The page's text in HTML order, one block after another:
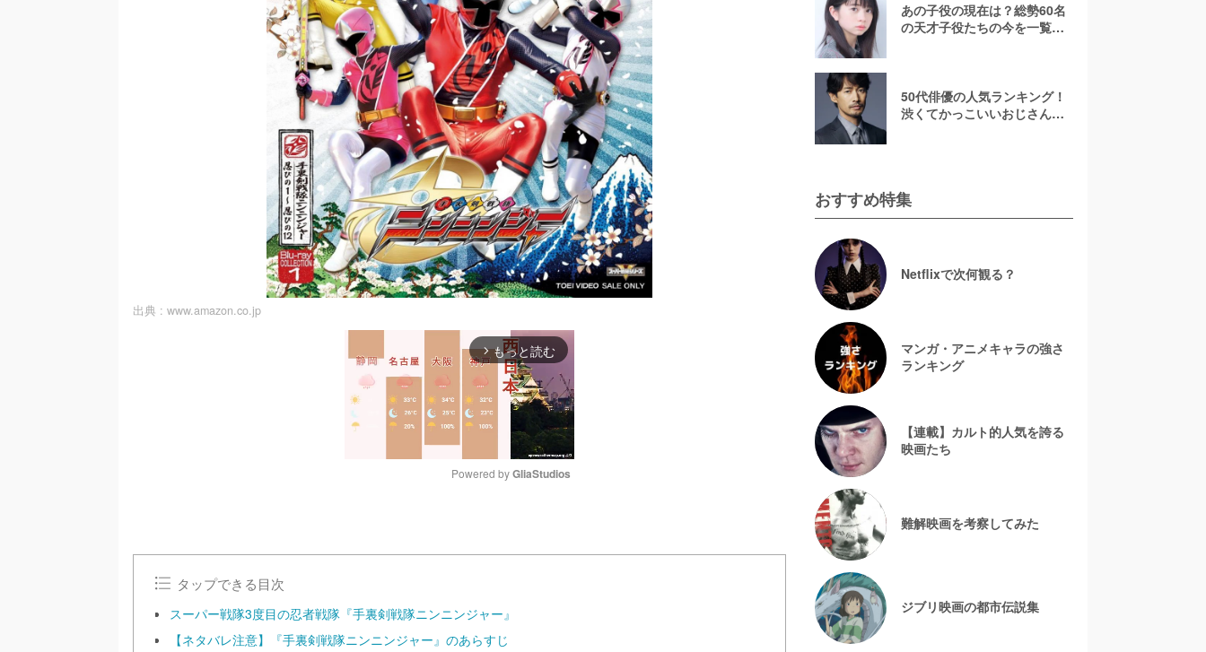
出典 : www.amazon.co.jp
arrow_forward_ios もっと読む
u
Powered by GliaStudios
タップできる目次
スーパー戦隊3度目の忍者戦隊『手裏剣戦隊ニンニンジャー』
【ネタバレ注意】『手裏剣戦隊ニンニンジャー』のあらすじ
あの子役の現在は？総勢60名
の天才子役たちの今を一覧で
50代俳優の人気ランキング！
渋くてかっこいいおじさん俳
おすすめ特集
Netflixで次何観る？
マンガ・アニメキャラの強さ
ランキング
【連載】カルト的人気を誇る
映画たち
難解映画を考察してみた
ジブリ映画の都市伝説集